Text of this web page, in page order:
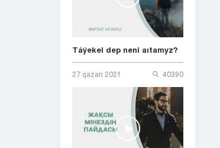
Táýekel dep neni aıtamyz?
27 qazan 2021 40390